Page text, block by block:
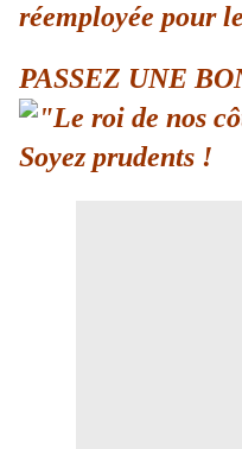
réemployée pour
PASSEZ UNE
Soyez prudents !